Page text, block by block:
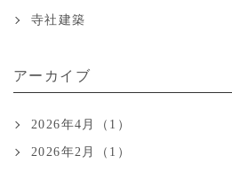
寺社建築
アーカイブ
2026年4月（1）
2026年2月（1）